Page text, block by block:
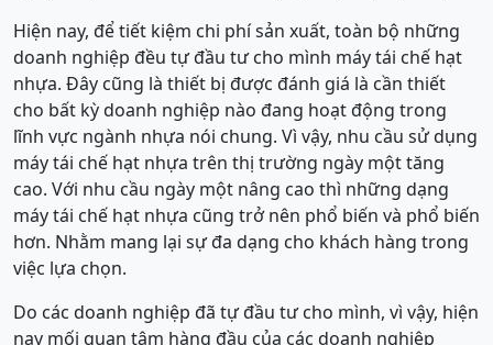
Hiện nay, để tiết kiệm chi phí sản xuất, toàn bộ những
doanh nghiệp đều tự đầu tư cho mình máy tái chế hạt
nhựa. Đây cũng là thiết bị được đánh giá là cần thiết
cho bất kỳ doanh nghiệp nào đang hoạt động trong
lĩnh vực ngành nhựa nói chung. Vì vậy, nhu cầu sử dụng
máy tái chế hạt nhựa trên thị trường ngày một tăng
cao. Với nhu cầu ngày một nâng cao thì những dạng
máy tái chế hạt nhựa cũng trở nên phổ biến và phổ biến
hơn. Nhằm mang lại sự đa dạng cho khách hàng trong
việc lựa chọn.
Do các doanh nghiệp đã tự đầu tư cho mình, vì vậy, hiện
nay mối quan tâm hàng đầu của các doanh nghiệp